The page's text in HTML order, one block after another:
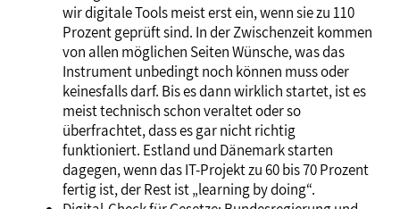
wir digitale Tools meist erst ein, wenn sie zu 110
Prozent geprüft sind. In der Zwischenzeit kommen
von allen möglichen Seiten Wünsche, was das
Instrument unbedingt noch können muss oder
keinesfalls darf. Bis es dann wirklich startet, ist es
meist technisch schon veraltet oder so
überfrachtet, dass es gar nicht richtig
funktioniert. Estland und Dänemark starten
dagegen, wenn das IT-Projekt zu 60 bis 70 Prozent
fertig ist, der Rest ist „learning by doing“.